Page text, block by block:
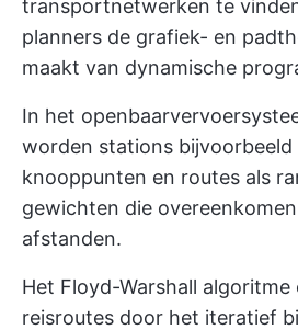
transportnetwerken te
planners de grafiek- en
maakt van dynamische
In het
worden stations bijvoorbeeld
knooppunten en routes als
gewichten die
afstanden.
Het Floyd-Warshall
reisroutes door het iteratief